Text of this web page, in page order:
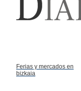
Ferias y mercados en
bizkaia